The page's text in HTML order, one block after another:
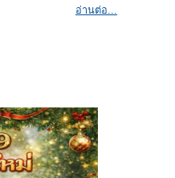
อ่านต่อ...